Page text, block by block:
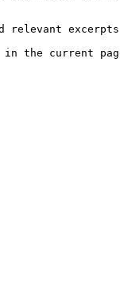
excerpts
in the current